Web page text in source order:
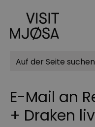
Suchen
E-Mail an
+ Draken